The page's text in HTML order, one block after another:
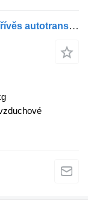
Volvo FM 460, EURO 5 EEV, VEB + + přívěs autotransportér